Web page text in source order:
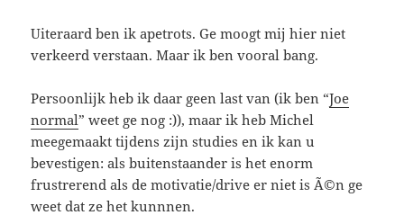
Uiteraard ben ik apetrots. Ge moogt mij hier niet
verkeerd verstaan. Maar ik ben vooral bang.
Persoonlijk heb ik daar geen last van (ik ben “Joe
normal” weet ge nog :)), maar ik heb Michel
meegemaakt tijdens zijn studies en ik kan u
bevestigen: als buitenstaander is het enorm
frustrerend als de motivatie/drive er niet is Ã©n ge
weet dat ze het kunnnen.